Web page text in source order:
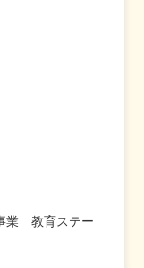
業 教育ステー